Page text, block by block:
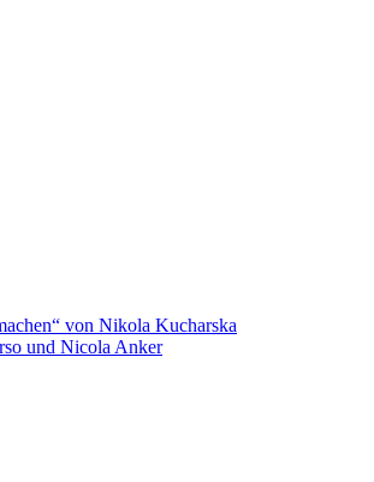
von Nikola Kucharska
und Nicola Anker